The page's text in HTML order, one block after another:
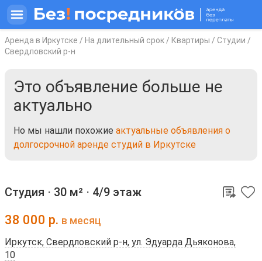
Аренда в Иркутске / На длительный срок / Квартиры / Студии /
Свердловский р-н
Это объявление больше не
актуально
Но мы нашли похожие актуальные объявления о
долгосрочной аренде студий в Иркутске
Студия ⋅ 30 м² ⋅ 4/9 этаж
38 000 р. в месяц
Иркутск, Свердловский р-н, ул. Эдуарда Дьяконова,
10